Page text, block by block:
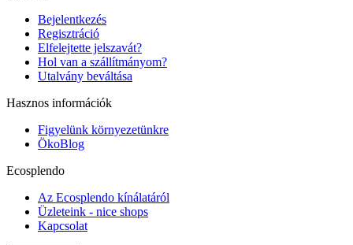
Bejelentkezés
Regisztráció
Elfelejtette jelszavát?
Hol van a szállítmányom?
Utalvány beváltása
Hasznos információk
Figyelünk környezetünkre
ÖkoBlog
Ecosplendo
Az Ecosplendo kínálatáról
Üzleteink - nice shops
Kapcsolat